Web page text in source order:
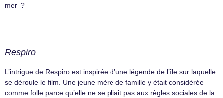
mer ?
Respiro
L’intrigue de Respiro est inspirée d’une légende de l’île sur laquelle
se déroule le film. Une jeune mère de famille y était considérée
comme folle parce qu’elle ne se pliait pas aux règles sociales de la